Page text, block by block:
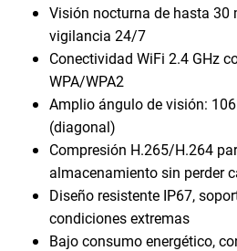
Visión nocturna de hasta 30
vigilancia 24/7
Conectividad WiFi 2.4 GHz
WPA/WPA2
Amplio ángulo de visión:
(diagonal)
Compresión H.265/H.264
almacenamiento sin perder
Diseño resistente IP67,
condiciones extremas
Bajo consumo energético,